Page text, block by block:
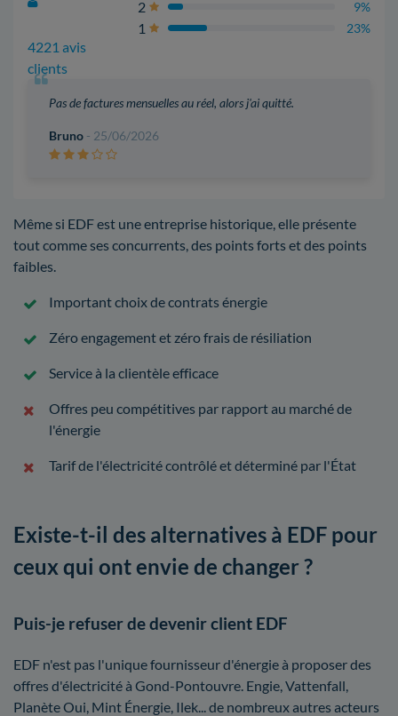
4221 avis
clients
2 9%
1 23%
Pas de factures mensuelles au réel, alors j'ai quitté.
Bruno - 25/06/2026
Même si EDF est une entreprise historique, elle présente
tout comme ses concurrents, des points forts et des points
faibles.
Important choix de contrats énergie
Zéro engagement et zéro frais de résiliation
Service à la clientèle efficace
Offres peu compétitives par rapport au marché de
l'énergie
Tarif de l'électricité contrôlé et déterminé par l'État
Existe-t-il des alternatives à EDF pour
ceux qui ont envie de changer ?
Puis-je refuser de devenir client EDF
EDF n'est pas l'unique fournisseur d'énergie à proposer des
offres d'électricité à Gond-Pontouvre. Engie, Vattenfall,
Planète Oui, Mint Énergie, Ilek... de nombreux autres acteurs